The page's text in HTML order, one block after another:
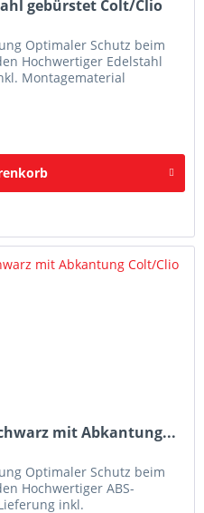
gebürstet Colt/Clio
Optimaler Schutz beim
Hochwertiger Edelstahl
Montagematerial
mit Abkantung...
Optimaler Schutz beim
Hochwertiger ABS-
inkl.